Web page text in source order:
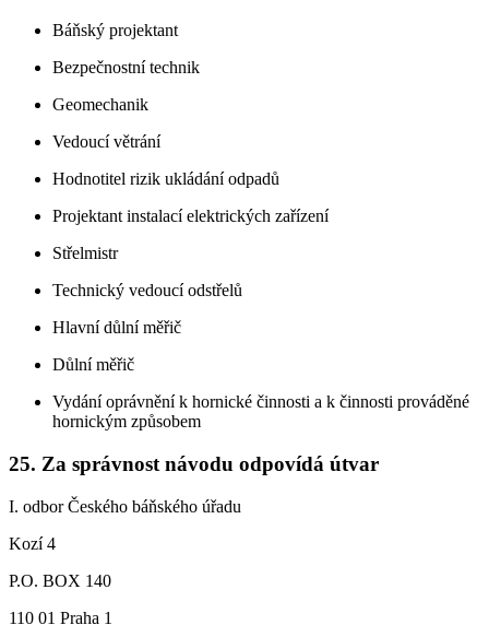
Báňský projektant
Bezpečnostní technik
Geomechanik
Vedoucí větrání
Hodnotitel rizik ukládání odpadů
Projektant instalací elektrických zařízení
Střelmistr
Technický vedoucí odstřelů
Hlavní důlní měřič
Důlní měřič
Vydání oprávnění k hornické činnosti a k činnosti prováděné
hornickým způsobem
25. Za správnost návodu odpovídá útvar
I. odbor Českého báňského úřadu
Kozí 4
P.O. BOX 140
110 01 Praha 1